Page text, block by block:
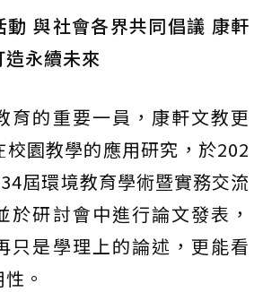
動 與社會各界共同倡議 康軒
永續未來
育的重要一員，康軒文教更
校園教學的應用研究，於202
屆環境教育學術暨實務交流
於研討會中進行論文發表，
只是學理上的論述，更能看
。